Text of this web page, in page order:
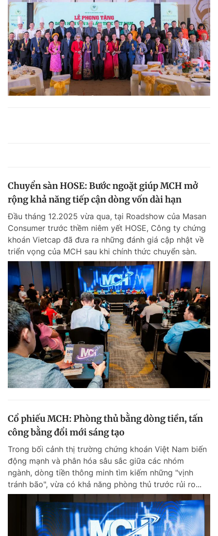
Chuyển sàn HOSE: Bước ngoặt giúp MCH mở
rộng khả năng tiếp cận dòng vốn dài hạn
Đầu tháng 12.2025 vừa qua, tại Roadshow của Masan
Consumer trước thềm niêm yết HOSE, Công ty chứng
khoán Vietcap đã đưa ra những đánh giá cập nhật về
triển vọng của MCH sau khi chính thức chuyển sàn.
Cổ phiếu MCH: Phòng thủ bằng dòng tiền, tấn
công bằng đổi mới sáng tạo
Trong bối cảnh thị trường chứng khoán Việt Nam biến
động mạnh và phân hóa sâu sắc giữa các nhóm
ngành, dòng tiền thông minh tìm kiếm những "vịnh
tránh bão", vừa có khả năng phòng thủ trước rủi ro...